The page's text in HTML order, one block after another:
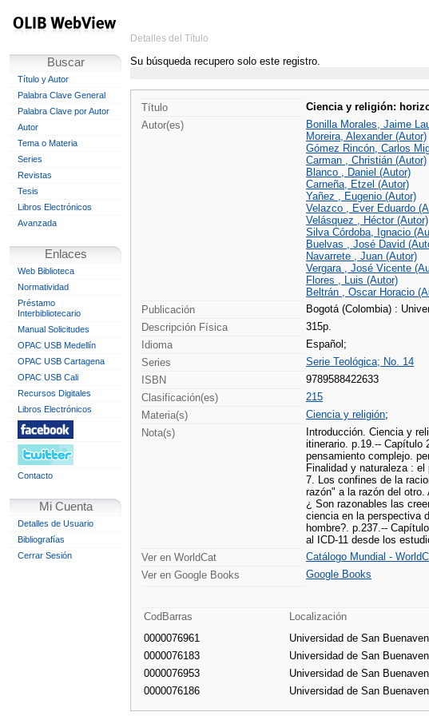
Buscar
Título y Autor
Palabra Clave General
Palabra Clave por Autor
Autor
Tema o Materia
Series
Revistas
Tesis
Libros Electrónicos
Avanzada
Enlaces
Web Biblioteca
Normatividad
Préstamo
Interbibliotecario
Manual Solicitudes
OPAC USB Medellín
OPAC USB Cartagena
OPAC USB Cali
Recursos Digitales
Libros Electrónicos
Contacto
Mi Cuenta
Detalles de Usuario
Bibliografías
Cerrar Sesión
Detalles del Título
Su búsqueda recupero solo este registro.
Título Ciencia y religión:
Autor(es)
Bonilla Morales, Jaime
Moreira, Alexander (Autor)
Gómez Rincón, Carlos
Carman , Christián (Autor)
Blanco , Daniel (Autor)
Carneña, Etzel (Autor)
Yañez , Eugenio (Autor)
Velazco , Ever Eduardo
Velásquez , Héctor (Autor)
Silva Córdoba, Ignacio
Buelvas , José David
Navarrete , Juan (Autor)
Vergara , José Vicente
Flores , Luis (Autor)
Beltrán , Oscar Horacio
Publicación
Bogotá (Colombia) :
Descripción Física
315p.
Idioma
Español;
Series
Serie Teológica; No. 14
ISBN
9789588422633
Clasificación(es)
215
Materia(s)
Ciencia y religión;
Nota(s)
Introducción. Ciencia y
itinerario. p.19.-- Capítulo
pensamiento complejo.
Finalidad y naturaleza :
7. Los confines de la
razón" a la razón del
¿ Son razonables las
ciencia en la perspectiva
hombre?. p.237.--
al ICD-11 desde los
Ver en WorldCat
Catálogo Mundial -
Ver en Google Books
Google Books
CodBarras
Localización
0000076961
Universidad de San
0000076183
Universidad de San
0000076953
Universidad de San
0000076186
Universidad de San